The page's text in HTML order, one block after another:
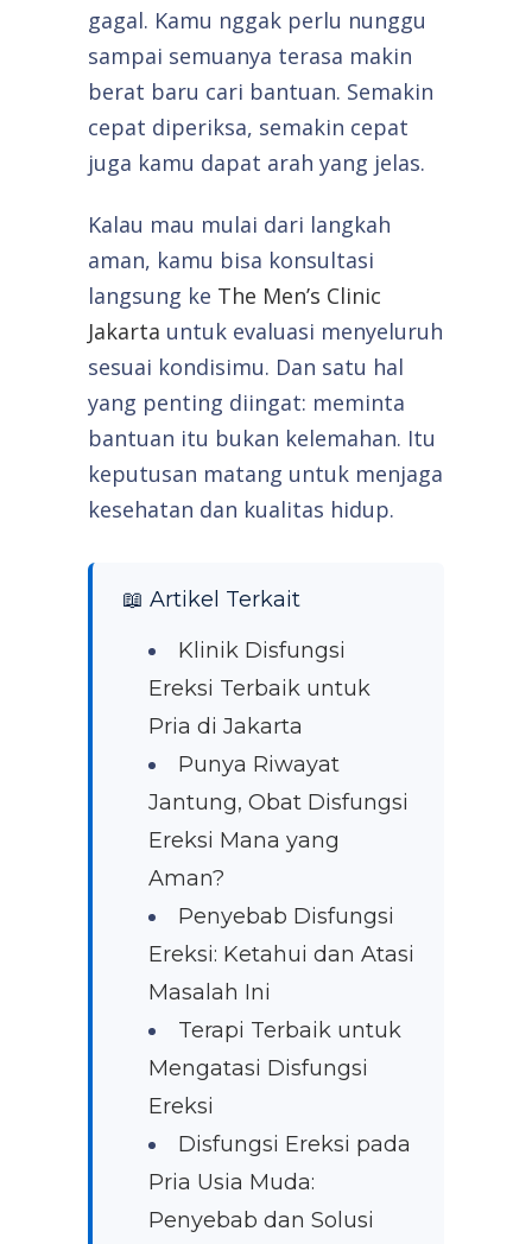
gagal. Kamu nggak perlu nunggu
sampai semuanya terasa makin
berat baru cari bantuan. Semakin
cepat diperiksa, semakin cepat
juga kamu dapat arah yang jelas.
Kalau mau mulai dari langkah
aman, kamu bisa konsultasi
langsung ke The Men’s Clinic
Jakarta untuk evaluasi menyeluruh
sesuai kondisimu. Dan satu hal
yang penting diingat: meminta
bantuan itu bukan kelemahan. Itu
keputusan matang untuk menjaga
kesehatan dan kualitas hidup.
📖 Artikel Terkait
Klinik Disfungsi
Ereksi Terbaik untuk
Pria di Jakarta
Punya Riwayat
Jantung, Obat Disfungsi
Ereksi Mana yang
Aman?
Penyebab Disfungsi
Ereksi: Ketahui dan Atasi
Masalah Ini
Terapi Terbaik untuk
Mengatasi Disfungsi
Ereksi
Disfungsi Ereksi pada
Pria Usia Muda:
Penyebab dan Solusi